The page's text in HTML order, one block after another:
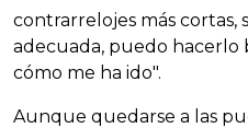
contrarrelojes más cortas,
adecuada, puedo hacerlo
cómo me ha ido".
Aunque quedarse a las